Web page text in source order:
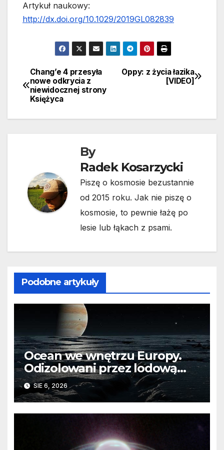
Artykuł naukowy:
http://dx.doi.org/10.1029/2019GL082839
Nawigacja
wpisu
Oppy: z życia łazika
[VIDEO]
Chang’e 4 przesyła
nowe odkrycia z
niewidocznej strony
Księżyca
By
Radek Kosarzycki
Piszę o kosmosie bezustannie
od 2015 roku. Jak nie piszę o
kosmosie, to pewnie łażę po
lesie lub łąkach z psami.
Podobne artykuły
Ocean we wnętrzu Europy.
Odizolowani przez lodową
barierę
SIE 6, 2026